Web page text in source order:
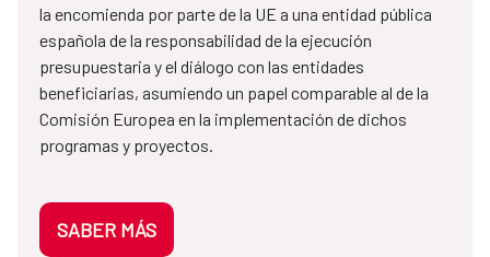
la encomienda por parte de la UE a una entidad pública
española de la responsabilidad de la ejecución
presupuestaria y el diálogo con las entidades
beneficiarias, asumiendo un papel comparable al de la
Comisión Europea en la implementación de dichos
programas y proyectos.
SABER MÁS